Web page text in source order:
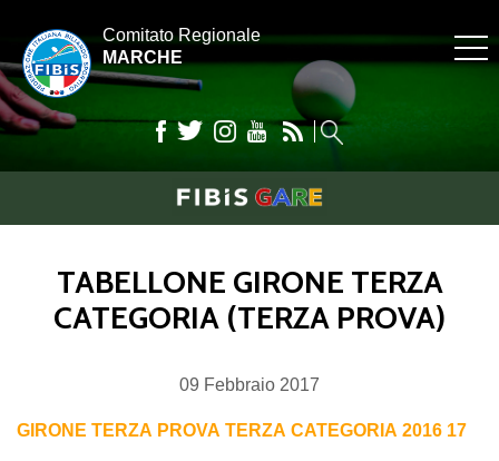
Comitato Regionale
MARCHE
TABELLONE GIRONE TERZA
CATEGORIA (TERZA PROVA)
09 Febbraio 2017
GIRONE TERZA PROVA TERZA CATEGORIA 2016 17